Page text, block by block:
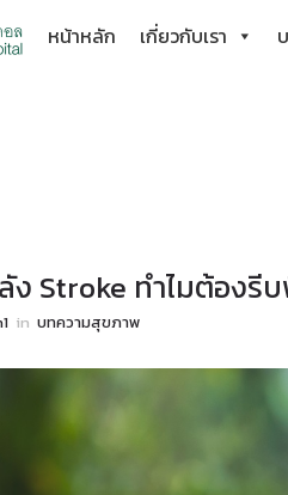
หน้าหลัก เกี่ยวกับเรา
ง Stroke ทำไมต้อง
in บทความสุขภาพ